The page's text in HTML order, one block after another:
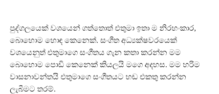
පුද්ගලයෙක් වශයෙන් ගත්තොත් එතුමා ඉතා ම නිරහංකාර,
බොහොම හොඳ කෙනෙක්. සංගීත අධ්‍යක්ෂවරයෙක්
වශයෙනුත් එතුමාගෙ සංගීතය ගැන කතා කරන්න මම
බොහොම පොඩි කෙනෙක් කියලයි මගෙ අදහස. මම හරිම
වාසනාවන්තයි එතුමාගෙ සංගීතයට හඬ එකතු කරන්න
ලැබීමට තරම්.